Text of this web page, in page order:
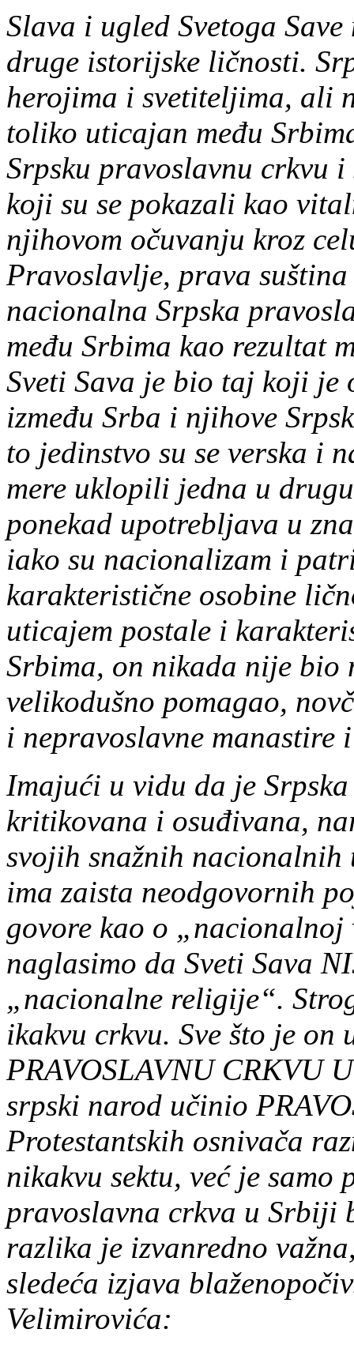
Slava i ugled Svetoga
druge istorijske ličnosti.
herojima i svetiteljima, ali
toliko uticajan među
Srpsku pravoslavnu crkvu
koji su se pokazali kao
njihovom očuvanju kroz
Pravoslavlje, prava
nacionalna Srpska
među Srbima kao rezultat
Sveti Sava je bio taj koji je
između Srba i njihove
to jedinstvo su se verska i
mere uklopili jedna u
ponekad upotrebljava u
iako su nacionalizam i
karakteristične osobine
uticajem postale i
Srbima, on nikada nije
velikodušno pomagao,
i nepravoslavne manastire
Imajući u vidu da je
kritikovana i osuđivana,
svojih snažnih
ima zaista neodgovornih
govore kao o „nacionalnoj
naglasimo da Sveti Sava
„nacionalne religije“.
ikakvu crkvu. Sve što je
PRAVOSLAVNU CRKVU
srpski narod učinio
Protestantskih osnivača
nikakvu sektu, već je samo
pravoslavna crkva u Srbiji
razlika je izvanredno
sledeća izjava
Velimirovića: